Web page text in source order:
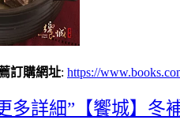
訂購網址: https://
細”【饗城】冬補